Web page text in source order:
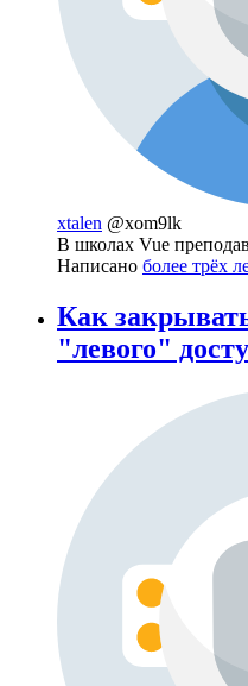
xtalen @xom9lk
В школах Vue
Написано более трёх
Как
"левого"